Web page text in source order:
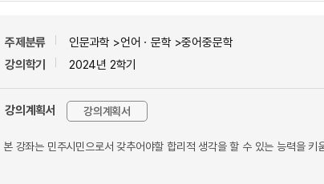
주제분류
인문과학 >언어ㆍ문학 >중어중문학
강의학기
2024년 2학기
강의계획서 강의계획서
본 강좌는 민주시민으로서 갖추어야할 합리적 생각을 할 수 있는 능력을